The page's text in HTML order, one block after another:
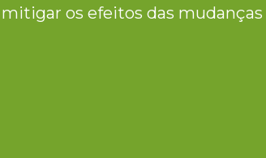
os efeitos das mudanças